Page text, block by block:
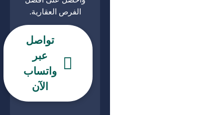
الفرص العقارية.
تواصل
عبر
واتساب
الآن